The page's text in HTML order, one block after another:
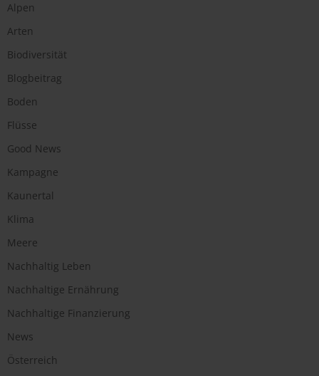
Alpen
Arten
Biodiversität
Blogbeitrag
Boden
Flüsse
Good News
Kampagne
Kaunertal
Klima
Meere
Nachhaltig Leben
Nachhaltige Ernährung
Nachhaltige Finanzierung
News
Österreich